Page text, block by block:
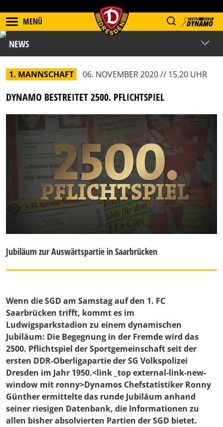
MENÜ
NEWS
1. MANNSCHAFT 06. NOVEMBER 2020 // 15.20 UHR
DYNAMO BESTREITET 2500. PFLICHTSPIEL
Jubiläum zur Auswärtspartie in Saarbrücken
Wenn die SGD am Samstag auf den 1. FC
Saarbrücken trifft, kommt es im
Ludwigsparkstadion zu einem dynamischen
Jubiläum: Die Begegnung in der Fremde wird das
2500. Pflichtspiel der Sportgemeinschaft seit der
ersten DDR-Oberligapartie der SG Volkspolizei
Dresden im Jahr 1950.<link _top external-link-new-
window mit ronny>Dynamos Chefstatistiker Ronny
Günther ermittelte das runde Jubiläum anhand
seiner riesigen Datenbank, die Informationen zu
allen bisher absolvierten Partien der SGD bietet.